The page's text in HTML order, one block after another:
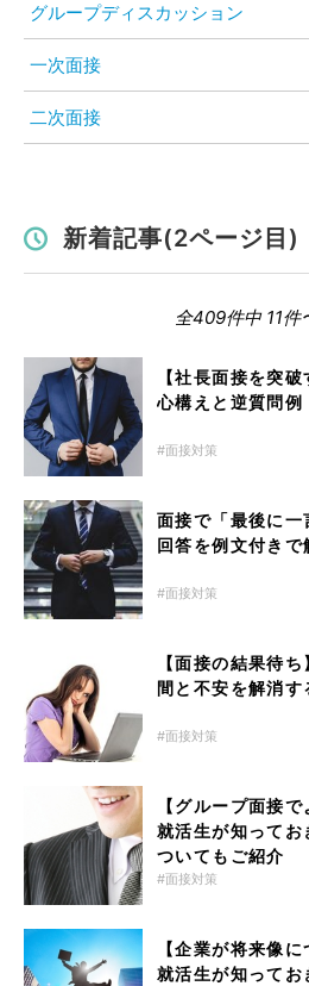
グループディスカッション
一次面接
二次面接
新着記事(2ページ目)
全409件中 11件
【社長面接を突
心構えと逆質問例
面接対策
面接で「最後に
回答を例文付きで
面接対策
【面接の結果待
間と不安を解消
面接対策
【グループ面接
就活生が知ってお
ついてもご紹介
面接対策
【企業が将来像
就活生が知って